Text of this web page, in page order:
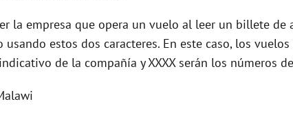
la empresa que opera un vuelo al leer un billete de
estos dos caracteres. En este caso, los
de la compañía y XXXX serán los números